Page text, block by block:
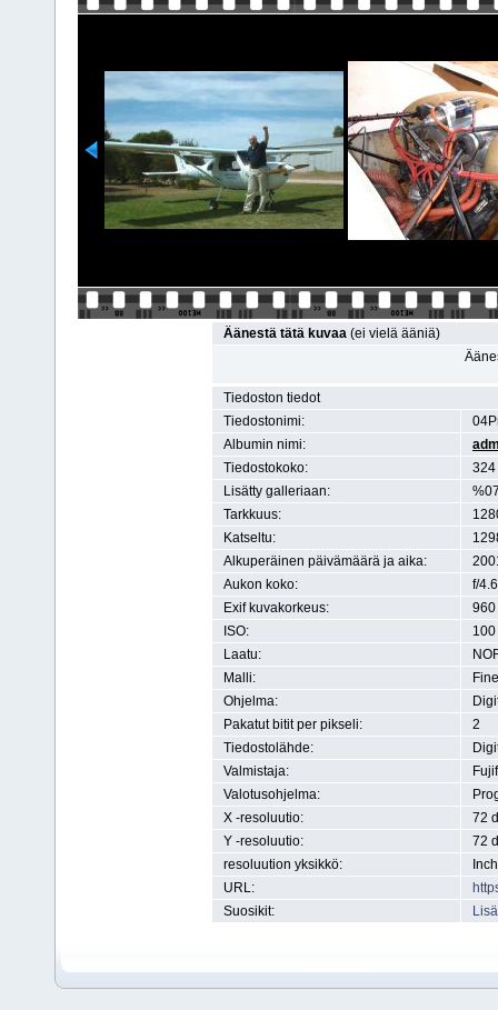
Äänestä tätä kuvaa (ei vielä ääniä)
Tiedoston tiedot
Tiedostonimi:
Albumin nimi:
Tiedostokoko:
324
Lisätty galleriaan:
Tarkkuus:
Katseltu:
Alkuperäinen päivämäärä ja aika:
Aukon koko:
f/4.6
Exif kuvakorkeus:
ISO:
100
Laatu:
Malli:
Ohjelma:
Pakatut bitit per pikseli:
2
Tiedostolähde:
Valmistaja:
Valotusohjelma:
X -resoluutio:
72
Y -resoluutio:
72
resoluution yksikkö:
Inch
URL:
Suosikit: